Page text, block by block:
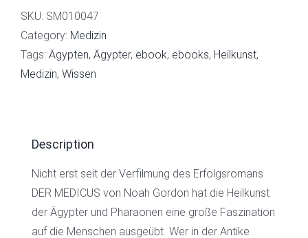
Ägypter
quantity
SKU: SM010047
Category: Medizin
Tags: Ägypten, Ägypter, ebook, ebooks, Heilkunst,
Medizin, Wissen
Description
Nicht erst seit der Verfilmung des Erfolgsromans
DER MEDICUS von Noah Gordon hat die Heilkunst
der Ägypter und Pharaonen eine große Faszination
auf die Menschen ausgeübt. Wer in der Antike